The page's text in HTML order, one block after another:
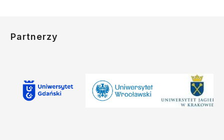
Partnerzy